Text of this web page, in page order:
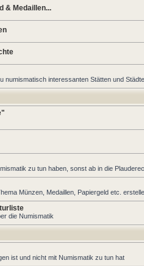
& Medaillen...
numismatisch interessanten Stätten und
zu tun haben, sonst ab in die
Münzen, Medaillen, Papiergeld etc.
die Numismatik
ist und nicht mit Numismatik zu tun hat